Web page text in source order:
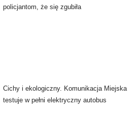
policjantom, że się zgubiła
Cichy i ekologiczny. Komunikacja Miejska
testuje w pełni elektryczny autobus